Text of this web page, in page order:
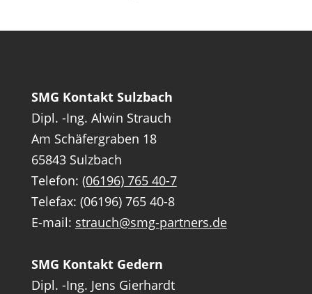
SMG Kontakt Sulzbach
Dipl. -Ing. Alwin Strauch
Am Schäfergraben 18
65843 Sulzbach
Telefon: (06196) 765 40-7
Telefax: (06196) 765 40-8
E-mail: strauch@smg-partners.de
SMG Kontakt Gedern
Dipl. -Ing. Jens Gierhardt